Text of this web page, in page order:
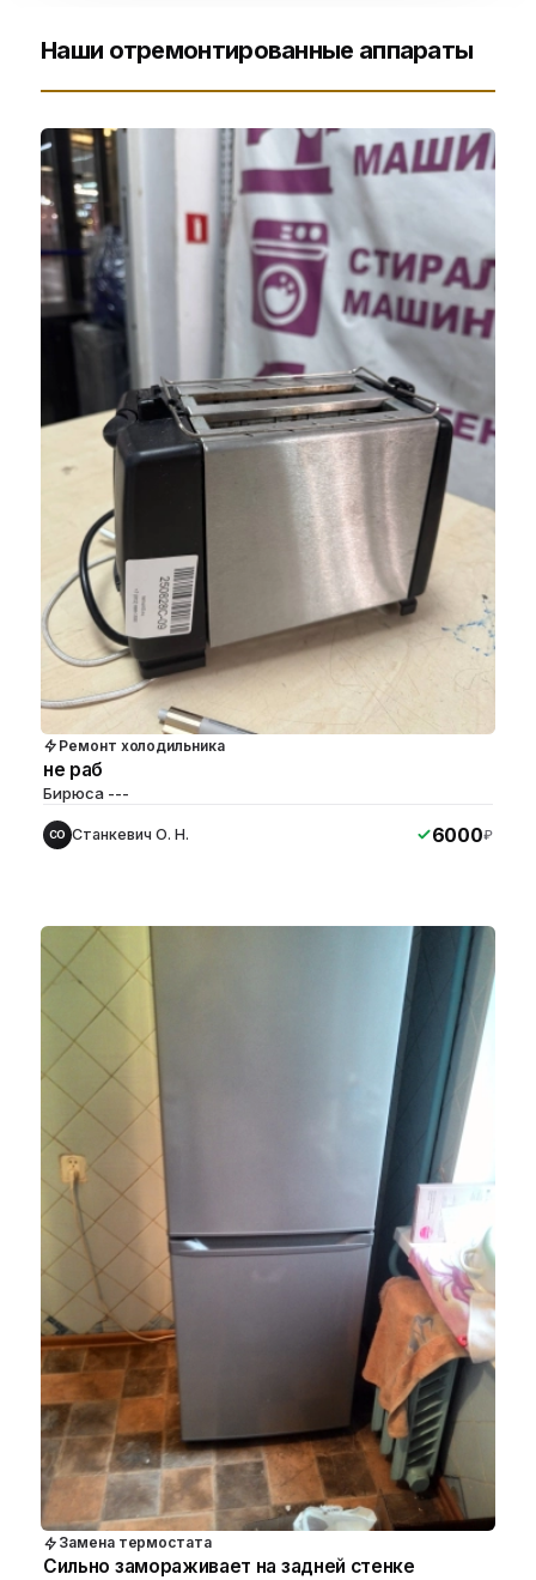
Наши отремонтированные аппараты
Ремонт холодильника
не раб
Бирюса ---
СО Станкевич О. Н. 6000₽
Замена термостата
Сильно замораживает на задней стенке